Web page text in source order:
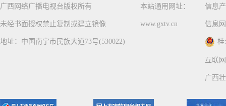
广西网络广播电视台版权所有
未经书面授权禁止复制或建立镜像
地址：中国南宁市民族大道73号(530022)
本站通用网址：
www.gxtv.cn
信息
信息
桂
互联
广西